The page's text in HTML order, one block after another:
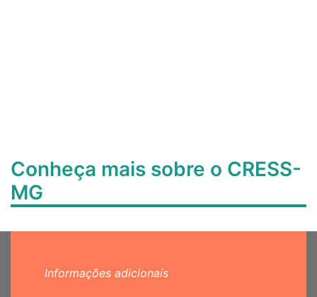
Conheça mais sobre o CRESS-
MG
Informações adicionais